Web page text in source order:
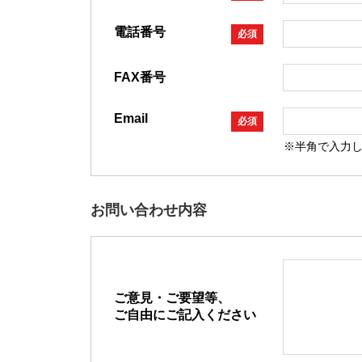
電話番号 必須
FAX番号
Email 必須
※半角で入力し
お問い合わせ内容
ご意見・ご要望等、
ご自由にご記入ください